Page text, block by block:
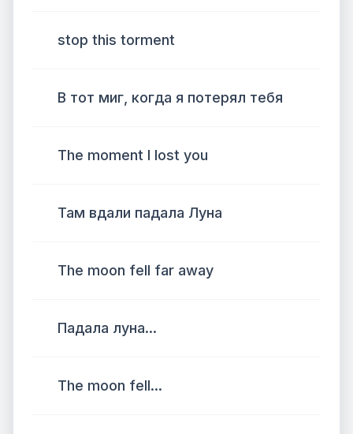
stop this torment
В тот миг, когда я потерял тебя
The moment I lost you
Там вдали падала Луна
The moon fell far away
Падала луна...
The moon fell...